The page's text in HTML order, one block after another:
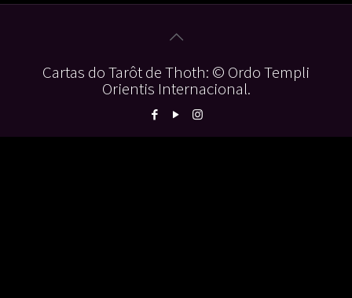
Cartas do Tarôt de Thoth: © Ordo Templi
Orientis Internacional.